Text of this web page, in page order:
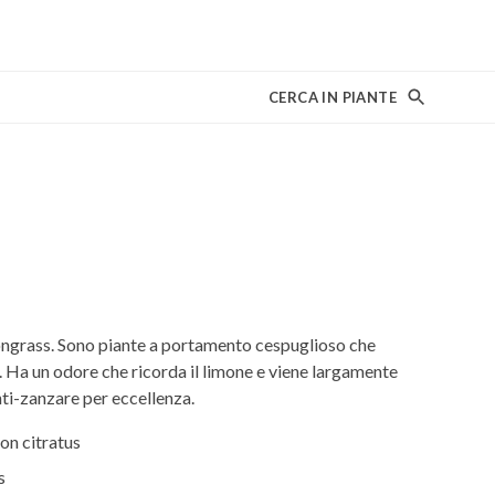
CERCA IN PIANTE
Sono piante a portamento cespuglioso che
un odore che ricorda il limone e viene largamente
zanzare per eccellenza.
citratus